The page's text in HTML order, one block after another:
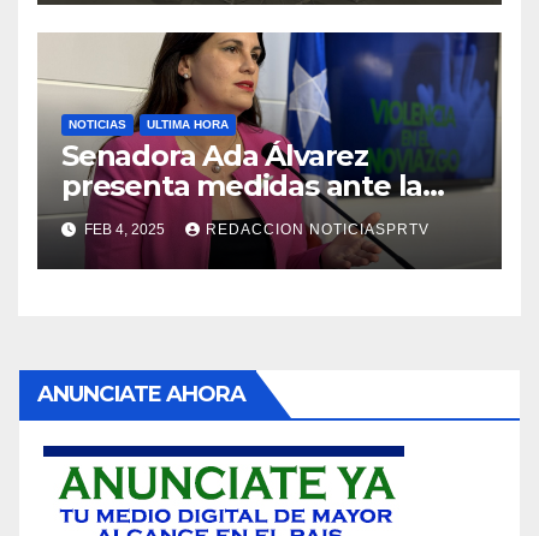
NOTICIAS ULTIMA HORA
Senadora Ada Álvarez
presenta medidas ante la
violencia en el noviazgo
FEB 4, 2025 REDACCION NOTICIASPRTV
ANUNCIATE AHORA